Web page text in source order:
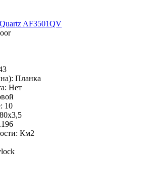
AF3501QV
Планка
Нет
10
Км2